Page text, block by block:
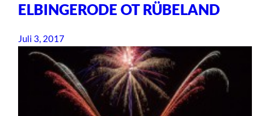
ELBINGERODE OT RÜBELAND
Juli 3, 2017